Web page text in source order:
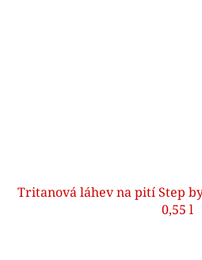
Tritanová láhev na pití Step
0,55 l